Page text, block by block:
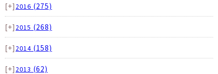
[+] 2016 (275)
[+] 2015 (268)
[+] 2014 (158)
[+] 2013 (62)